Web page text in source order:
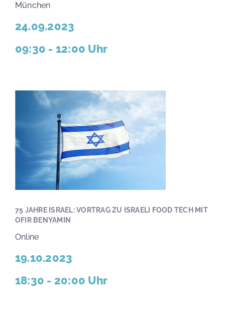
München
24.09.2023
09:30 - 12:00 Uhr
75 JAHRE ISRAEL: VORTRAG ZU ISRAELI FOOD TECH MIT
OFIR BENYAMIN
Online
19.10.2023
18:30 - 20:00 Uhr